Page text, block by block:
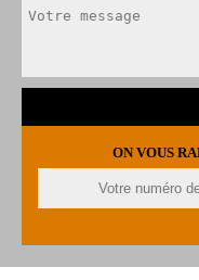
ON VOUS